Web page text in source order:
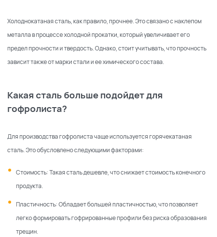
Холоднокатаная сталь, как правило, прочнее. Это связано с наклепом
металла в процессе холодной прокатки, который увеличивает его
предел прочности и твердость. Однако, стоит учитывать, что прочность
зависит также от марки стали и ее химического состава.
Какая сталь больше подойдет для
гофролиста?
Для производства гофролиста чаще используется горячекатаная
сталь. Это обусловлено следующими факторами:
Стоимость: Такая сталь дешевле, что снижает стоимость конечного
продукта.
Пластичность: Обладает большей пластичностью, что позволяет
легко формировать гофрированные профили без риска образования
трещин.